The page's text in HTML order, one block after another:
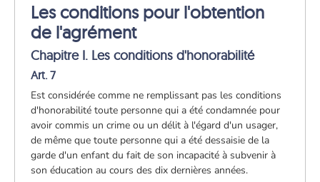
Les conditions pour l'obtention
de l'agrément
Chapitre I. Les conditions d'honorabilité
Art. 7
Est considérée comme ne remplissant pas les conditions
d'honorabilité toute personne qui a été condamnée pour
avoir commis un crime ou un délit à l'égard d'un usager,
de même que toute personne qui a été dessaisie de la
garde d'un enfant du fait de son incapacité à subvenir à
son éducation au cours des dix dernières années.